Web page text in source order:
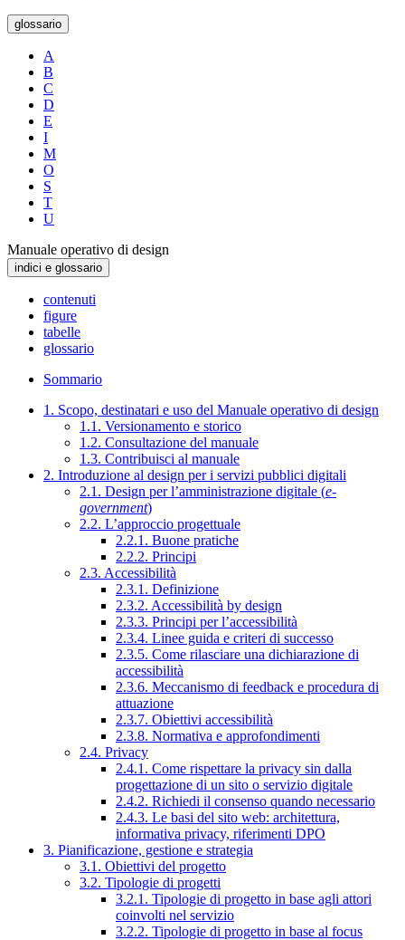
glossario
A
B
C
D
E
I
M
O
S
T
U
Manuale operativo di design
indici e glossario
contenuti
figure
tabelle
glossario
Sommario
1. Scopo, destinatari e uso del Manuale operativo di design
1.1. Versionamento e storico
1.2. Consultazione del manuale
1.3. Contribuisci al manuale
2. Introduzione al design per i servizi pubblici digitali
2.1. Design per l’amministrazione digitale (e-
government)
2.2. L’approccio progettuale
2.2.1. Buone pratiche
2.2.2. Principi
2.3. Accessibilità
2.3.1. Definizione
2.3.2. Accessibilità by design
2.3.3. Principi per l’accessibilità
2.3.4. Linee guida e criteri di successo
2.3.5. Come rilasciare una dichiarazione di
accessibilità
2.3.6. Meccanismo di feedback e procedura di
attuazione
2.3.7. Obiettivi accessibilità
2.3.8. Normativa e approfondimenti
2.4. Privacy
2.4.1. Come rispettare la privacy sin dalla
progettazione di un sito o servizio digitale
2.4.2. Richiedi il consenso quando necessario
2.4.3. Le basi del sito web: architettura,
informativa privacy, riferimenti DPO
3. Pianificazione, gestione e strategia
3.1. Obiettivi del progetto
3.2. Tipologie di progetti
3.2.1. Tipologie di progetto in base agli attori
coinvolti nel servizio
3.2.2. Tipologie di progetto in base al focus